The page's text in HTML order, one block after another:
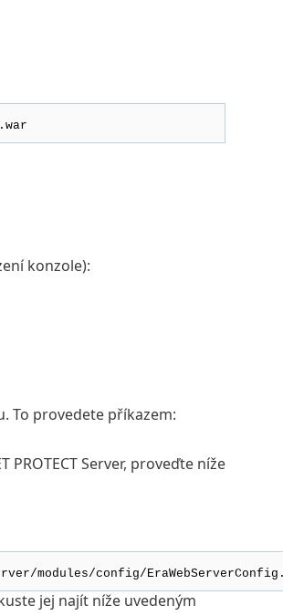
konzole):
To provedete příkazem:
PROTECT Server, proveďte níže
modules/config/
jej najít níže uvedeným